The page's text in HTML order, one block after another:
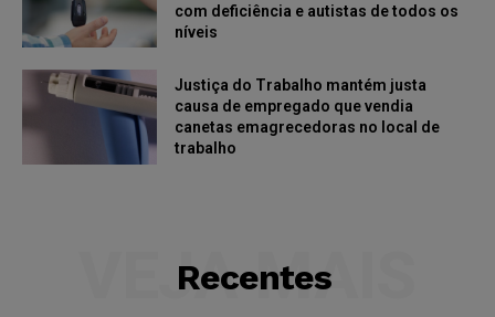
com deficiência e autistas de todos os
níveis
Justiça do Trabalho mantém justa
causa de empregado que vendia
canetas emagrecedoras no local de
trabalho
Recentes
VEJA MAIS